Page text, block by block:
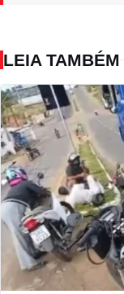
LEIA TAMBÉM